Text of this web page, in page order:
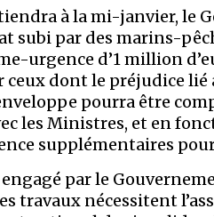
à la mi-janvier, le
subi par des marins-
urgence d’1 million
dont le préjudice
pourra être
les Ministres, et en
supplémentaires
par le
travaux nécessitent